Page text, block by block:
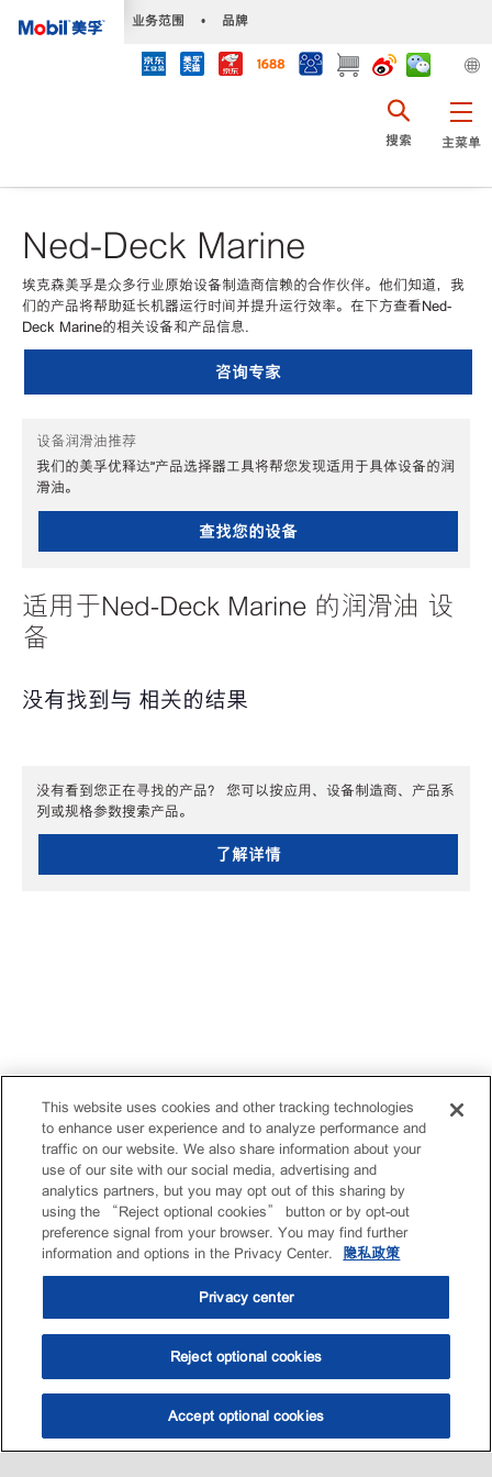
业务范围 • 品牌
主菜单
搜索
选油助手 查找门店
Ned-Deck Marine
埃克森美孚是众多行业原始设备制造商信赖的合作伙伴。他们知道，我
们的产品将帮助延长机器运行时间并提升运行效率。在下方查看Ned-
Deck Marine的相关设备和产品信息.
咨询专家
设备润滑油推荐
我们的美孚优释达℠产品选择器工具将帮您发现适用于具体设备的润
滑油。
查找您的设备
适用于Ned-Deck Marine 的润滑油 设
备
没有找到与 相关的结果
没有看到您正在寻找的产品？ 您可以按应用、设备制造商、产品系
列或规格参数搜索产品。
了解详情
This website uses cookies and other tracking technologies
to enhance user experience and to analyze performance and
traffic on our website. We also share information about your
use of our site with our social media, advertising and
analytics partners, but you may opt out of this sharing by
using the “Reject optional cookies” button or by opt-out
preference signal from your browser. You may find further
information and options in the Privacy Center.
隐私政策
Privacy center
Reject optional cookies
Accept optional cookies